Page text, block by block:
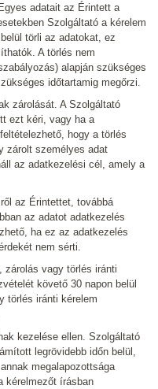
adatait az Érintett a
Szolgáltató a kérelem
törli az adatokat, ez
A törlés nem
alapján szükséges
időtartamig megőrzi.
zárolását. A Szolgáltató
ezt kéri, vagy ha a
hogy a törlés
zárolt személyes adat
az adatkezelési cél, amely a
az Érintettet, továbbá
az adatot adatkezelés
ha ez az adatkezelés
nem sérti.
zárolás vagy törlés iránti
követő 30 napon belül
törlés iránti kérelem
kezelése ellen. Szolgáltató
legrövidebb időn belül,
megalapozottsága
kérelmezőt írásban